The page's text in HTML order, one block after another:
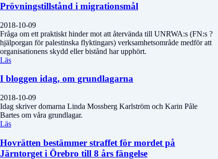
Prövningstillstånd i migrationsmål
2018-10-09
Fråga om ett praktiskt hinder mot att återvända till UNRWA:s (FN:s ?
hjälporgan för palestinska flyktingars) verksamhetsområde medför att
organisationens skydd eller bistånd har upphört.
Läs
I bloggen idag, om grundlagarna
2018-10-09
Idag skriver domarna Linda Mossberg Karlström och Karin Påle
Bartes om våra grundlagar.
Läs
Hovrätten bestämmer straffet för mordet på
Järntorget i Örebro till 8 års fängelse